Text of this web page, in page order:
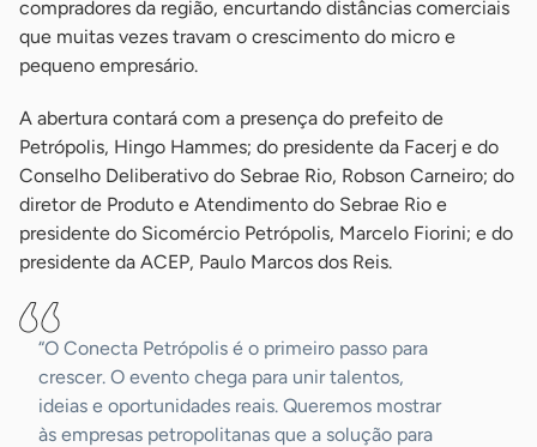
compradores da região, encurtando distâncias comerciais
que muitas vezes travam o crescimento do micro e
pequeno empresário.
A abertura contará com a presença do prefeito de
Petrópolis, Hingo Hammes; do presidente da Facerj e do
Conselho Deliberativo do Sebrae Rio, Robson Carneiro; do
diretor de Produto e Atendimento do Sebrae Rio e
presidente do Sicomércio Petrópolis, Marcelo Fiorini; e do
presidente da ACEP, Paulo Marcos dos Reis.
“O Conecta Petrópolis é o primeiro passo para
crescer. O evento chega para unir talentos,
ideias e oportunidades reais. Queremos mostrar
às empresas petropolitanas que a solução para